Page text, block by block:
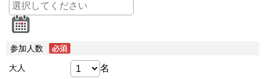
参加人数
大人 名